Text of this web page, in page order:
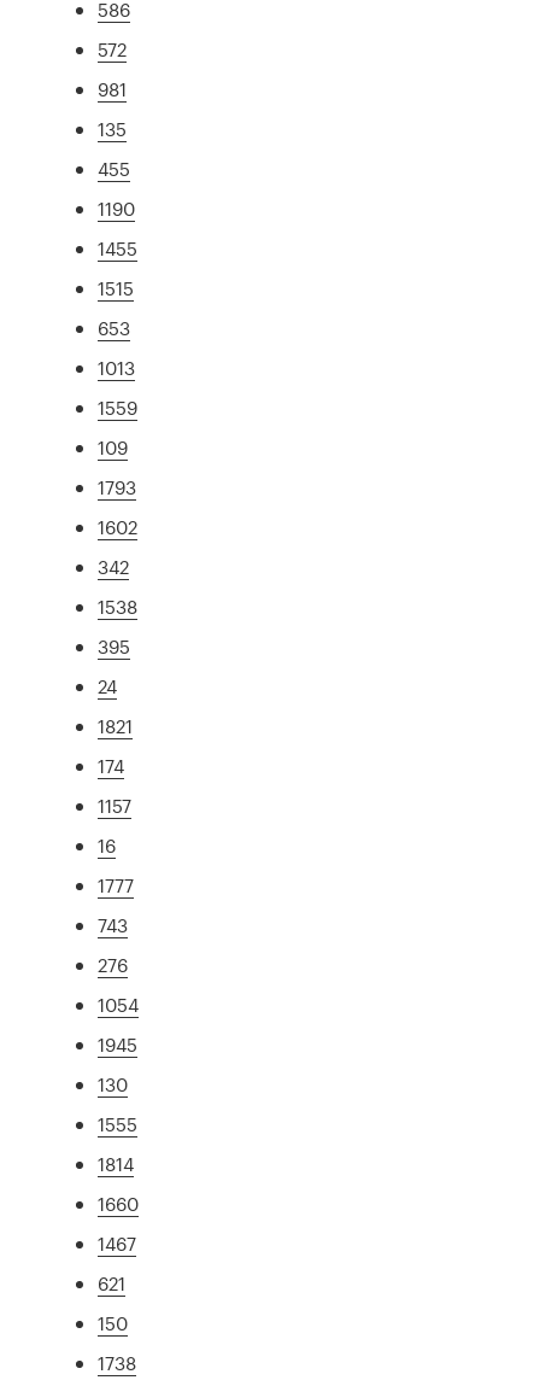
586
572
981
135
455
1190
1455
1515
653
1013
1559
109
1793
1602
342
1538
395
24
1821
174
1157
16
1777
743
276
1054
1945
130
1555
1814
1660
1467
621
150
1738